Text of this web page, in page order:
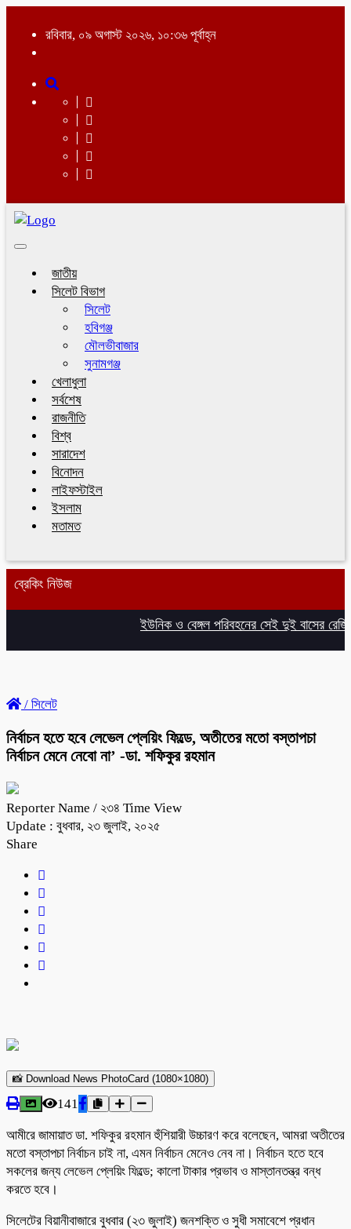
রবিবার, ০৯ অগাস্ট ২০২৬, ১০:৩৬ পূর্বাহ্ন
Toggle
জাতীয়
সিলেট বিভাগ
সিলেট
হবিগঞ্জ
মৌলভীবাজার
সুনামগঞ্জ
খেলাধুলা
সর্বশেষ
রাজনীতি
বিশ্ব
সারাদেশ
বিনোদন
লাইফস্টাইল
ইসলাম
মতামত
ব্রেকিং নিউজ
ইউনিক ও বেঙ্গল পরিবহনের সেই দুই বাসের
/ সিলেট
নির্বাচন হতে হবে লেভেল প্লেয়িং ফিল্ডে, অতীতের মতো বস্তাপচা
নির্বাচন মেনে নেবো না’ -ডা. শফিকুর রহমান
Reporter Name / ২৩৪ Time View
Update : বুধবার, ২৩ জুলাই, ২০২৫
Share
📸 Download News PhotoCard (1080×1080)
141
আমীরে জামায়াত ডা. শফিকুর রহমান হুঁশিয়ারী উচ্চারণ করে বলেছেন, আমরা অতীতের
মতো বস্তাপচা নির্বাচন চাই না, এমন নির্বাচন মেনেও নেব না। নির্বাচন হতে হবে
সকলের জন্য লেভেল প্লেয়িং ফিল্ডে; কালো টাকার প্রভাব ও মাস্তানতন্ত্র বন্ধ
করতে হবে।
সিলেটের বিয়ানীবাজারে বুধবার (২৩ জুলাই) জনশক্তি ও সুধী সমাবেশে প্রধান